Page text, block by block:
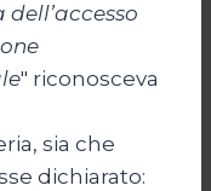
" riconosceva
sia che
dichiarato: